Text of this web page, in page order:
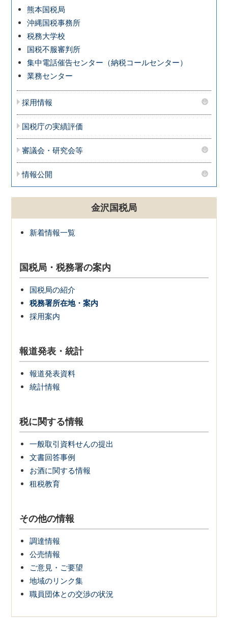
熊本国税局
沖縄国税事務所
税務大学校
国税不服審判所
集中電話催告センター（納税コールセンター）
業務センター
採用情報
国税庁の実績評価
審議会・研究会等
情報公開
金沢国税局
新着情報一覧
国税局・税務署の案内
国税局の紹介
税務署所在地・案内
採用案内
報道発表・統計
報道発表資料
統計情報
税に関する情報
一般取引資料せんの提出
文書回答事例
お酒に関する情報
租税教育
その他の情報
調達情報
公売情報
ご意見・ご要望
地域のリンク集
職員団体との交渉の状況